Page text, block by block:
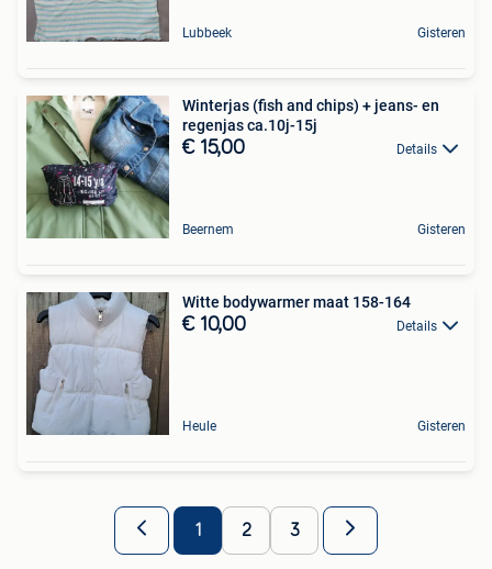
Lubbeek Gisteren
Winterjas (fish and chips) + jeans- en
regenjas ca.10j-15j
€ 15,00 Details
Beernem Gisteren
Witte bodywarmer maat 158-164
€ 10,00 Details
Heule Gisteren
1 2 3